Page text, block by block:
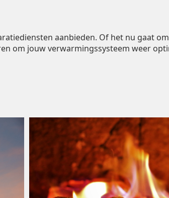
aanbieden. Of het nu gaat
om jouw verwarmingssysteem weer